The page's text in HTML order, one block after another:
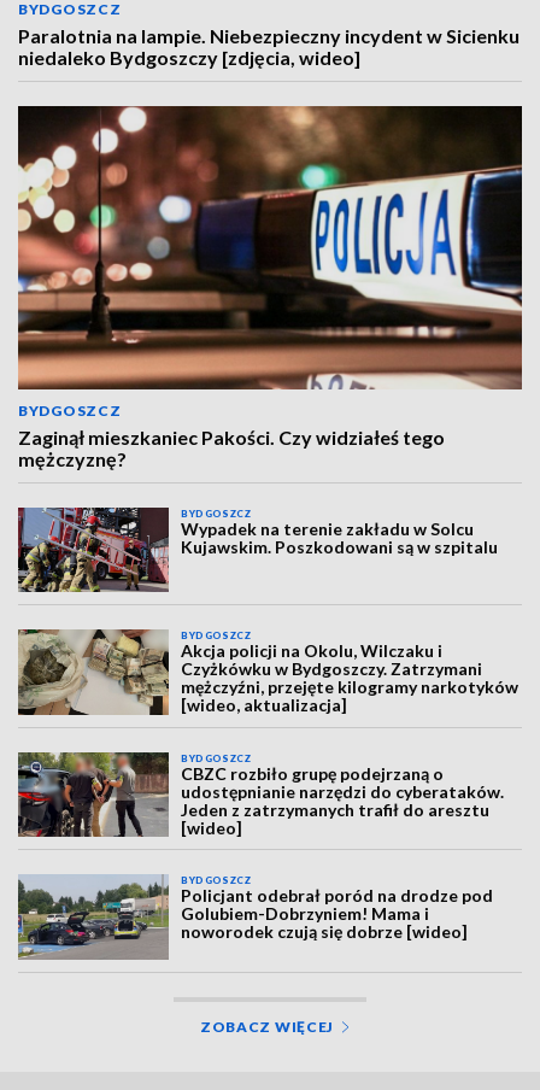
BYDGOSZCZ
Paralotnia na lampie. Niebezpieczny incydent w Sicienku
niedaleko Bydgoszczy [zdjęcia, wideo]
BYDGOSZCZ
Zaginął mieszkaniec Pakości. Czy widziałeś tego
mężczyznę?
BYDGOSZCZ
Wypadek na terenie zakładu w Solcu
Kujawskim. Poszkodowani są w szpitalu
BYDGOSZCZ
Akcja policji na Okolu, Wilczaku i
Czyżkówku w Bydgoszczy. Zatrzymani
mężczyźni, przejęte kilogramy narkotyków
[wideo, aktualizacja]
BYDGOSZCZ
CBZC rozbiło grupę podejrzaną o
udostępnianie narzędzi do cyberataków.
Jeden z zatrzymanych trafił do aresztu
[wideo]
BYDGOSZCZ
Policjant odebrał poród na drodze pod
Golubiem-Dobrzyniem! Mama i
noworodek czują się dobrze [wideo]
ZOBACZ WIĘCEJ